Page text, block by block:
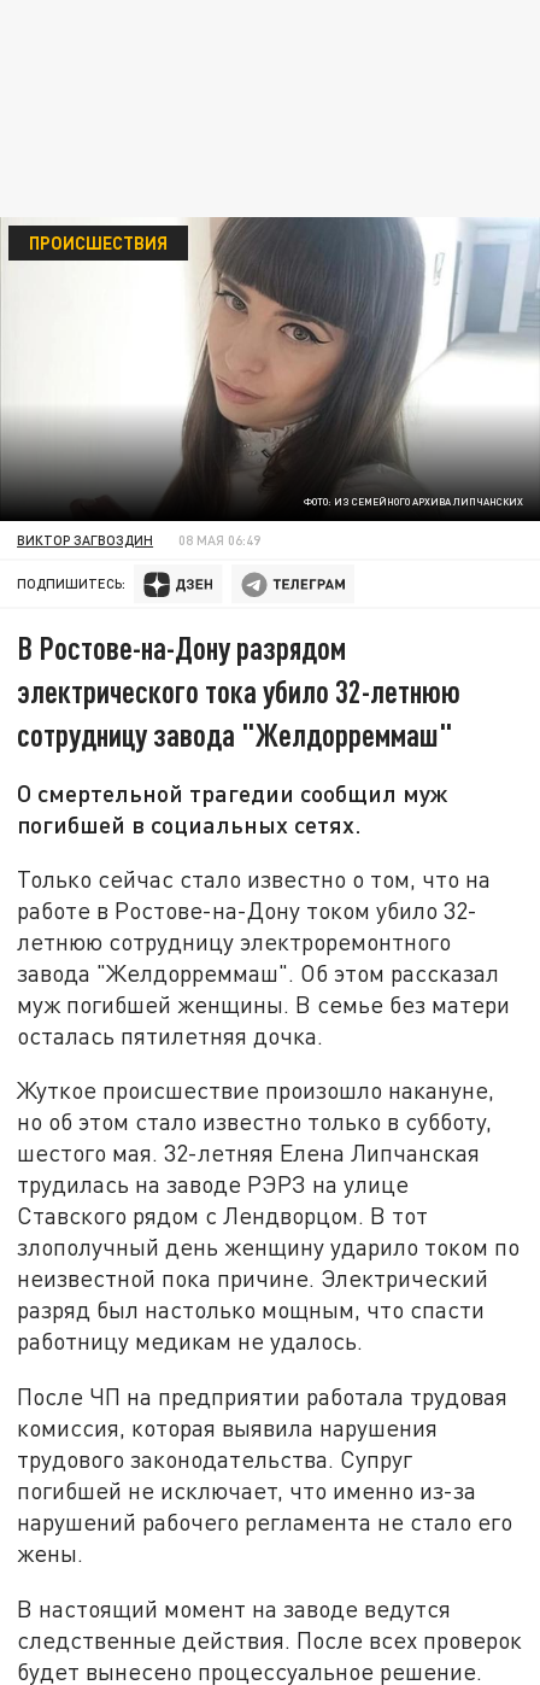
ФОТО: ИЗ СЕМЕЙНОГО АРХИВА ЛИПЧАНСКИХ
ПРОИСШЕСТВИЯ
ВИКТОР ЗАГВОЗДИН 08 МАЯ 06:49
ПОДПИШИТЕСЬ:
В Ростове-на-Дону разрядом
электрического тока убило 32-летнюю
сотрудницу завода "Желдорреммаш"
О смертельной трагедии сообщил муж
погибшей в социальных сетях.
Только сейчас стало известно о том, что на
работе в Ростове-на-Дону током убило 32-
летнюю сотрудницу электроремонтного
завода "Желдорреммаш". Об этом рассказал
муж погибшей женщины. В семье без матери
осталась пятилетняя дочка.
Жуткое происшествие произошло накануне,
но об этом стало известно только в субботу,
шестого мая. 32-летняя Елена Липчанская
трудилась на заводе РЭРЗ на улице
Ставского рядом с Лендворцом. В тот
злополучный день женщину ударило током по
неизвестной пока причине. Электрический
разряд был настолько мощным, что спасти
работницу медикам не удалось.
После ЧП на предприятии работала трудовая
комиссия, которая выявила нарушения
трудового законодательства. Супруг
погибшей не исключает, что именно из-за
нарушений рабочего регламента не стало его
жены.
В настоящий момент на заводе ведутся
следственные действия. После всех проверок
будет вынесено процессуальное решение.